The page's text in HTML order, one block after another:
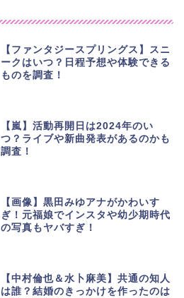
【ファンタジースプリングス】スニ
ークはいつ？日程予想や体験できる
ものを調査！
【嵐】活動再開日は2024年のい
つ？ライブや新曲発表があるのかも
調査！
【画像】黒田みゆアナがかわいす
ぎ！元福娘でインスタや幼少期時代
の写真もヤバすぎ！
【中村倫也＆水卜麻美】共通の知人
は誰？結婚のきっかけを作ったのは